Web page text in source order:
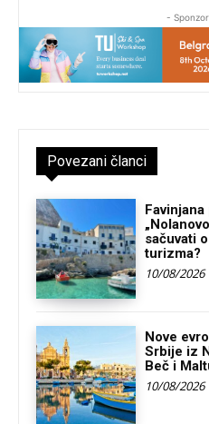
-
Povezani članci
sačuvati
turizma?
10/08/2026
Nove
Srbije iz
Beč i
10/08/2026